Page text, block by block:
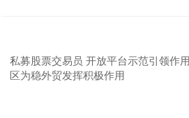
私募股票交易员 开放平台示范引领作
区为稳外贸发挥积极作用